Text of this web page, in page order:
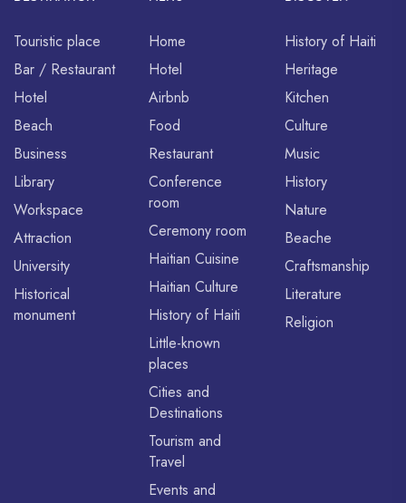
Touristic place
Bar / Restaurant
Hotel
Beach
Business
Library
Workspace
Attraction
University
Historical
monument
Home
Hotel
Airbnb
Food
Restaurant
Conference
room
Ceremony room
Haitian Cuisine
Haitian Culture
History of Haiti
Little-known
places
Cities and
Destinations
Tourism and
Travel
Events and
History of Haiti
Heritage
Kitchen
Culture
Music
History
Nature
Beache
Craftsmanship
Literature
Religion